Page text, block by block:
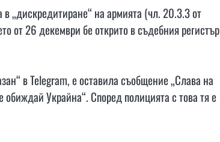
„дискредитиране“ на армията (чл. 20.3.3 от
от 26 декември бе открито в съдебния регистър
в Telegram, е оставила съобщение „Слава на
Украйна“. Според полицията с това тя е